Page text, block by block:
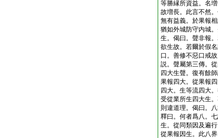
等勝縁所資益。名
故増長。此言不然
無有益義。於果報
猶如外城防守内城
生。偈曰。聲非報
欲生故。若爾於假
口。善修不惡口戒
説。聲屬第三傳。
四大生聲。復有餘
果報四大。從果報
四大。生等流四大
受從業所生四大生
則違道理。偈曰。
釋曰。何者爲八。
生。從同類因及遍
從果報因生。此八